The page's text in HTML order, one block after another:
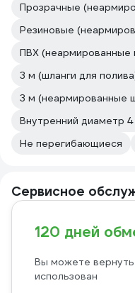
Прозрачные
Резиновые
ПВХ (неармированные
3 м (шланги для
3 м (неармированные
Внутренний диаметр
Не перегибающиеся
Сервисное
120 дней
Вы можете
использован